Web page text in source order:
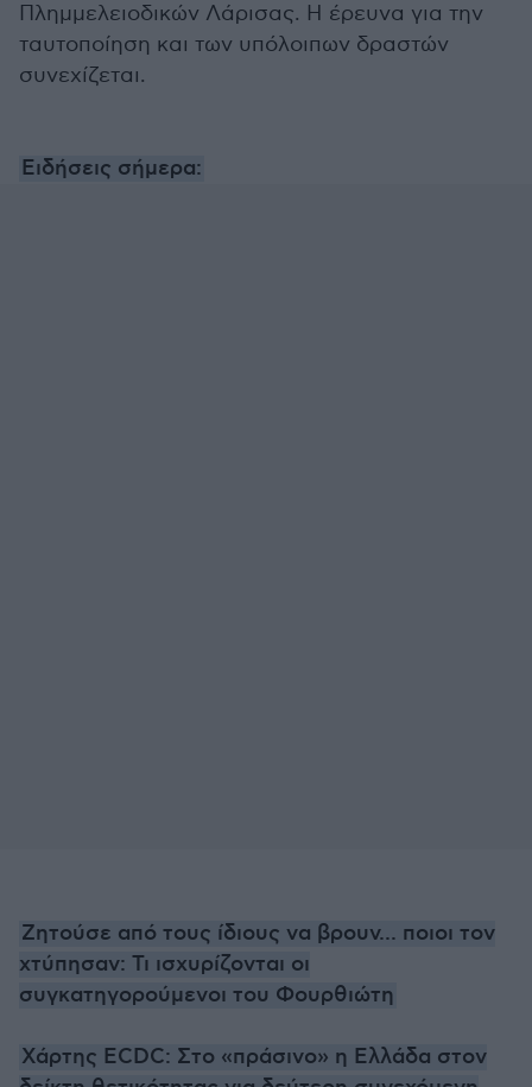
Πλημμελειοδικών Λάρισας. Η έρευνα για την
ταυτοποίηση και των υπόλοιπων δραστών
συνεχίζεται.
Ειδήσεις σήμερα:
Ζητούσε από τους ίδιους να βρουν... ποιοι τον
χτύπησαν: Τι ισχυρίζονται οι
συγκατηγορούμενοι του Φουρθιώτη
Χάρτης ECDC: Στο «πράσινο» η Ελλάδα στον